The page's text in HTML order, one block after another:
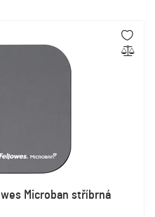
Microban stříbrná